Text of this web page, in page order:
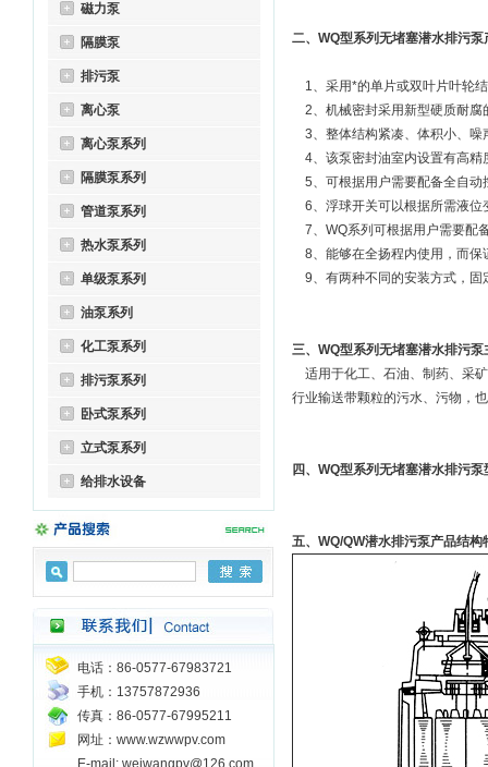
磁力泵
隔膜泵
排污泵
离心泵
离心泵系列
隔膜泵系列
管道泵系列
热水泵系列
单级泵系列
油泵系列
化工泵系列
排污泵系列
卧式泵系列
立式泵系列
给排水设备
电话：86-0577-67983721
手机：13757872936
传真：86-0577-67995211
网址：www.wzwwpv.com
E-mail: weiwangpv@126.com
二、WQ型系列无堵塞潜水排污泵
1、采用*的单片或双叶片叶轮
2、机械密封采用新型硬质耐腐
3、整体结构紧凑、体积小、噪
4、该泵密封油室内设置有高精
5、可根据用户需要配备全自动
6、浮球开关可以根据所需液位
7、WQ系列可根据用户需要配
8、能够在全扬程内使用，而保
9、有两种不同的安装方式，固
三、WQ型系列无堵塞潜水排污泵
适用于化工、石油、制药、采
行业输送带颗粒的污水、污物，
四、WQ型系列无堵塞潜水排污泵
五、WQ/QW潜水排污泵产品结构